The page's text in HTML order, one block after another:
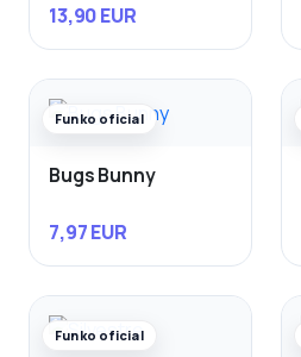
13,90 EUR
Funko oficial
Bugs Bunny
7,97 EUR
Funko oficial